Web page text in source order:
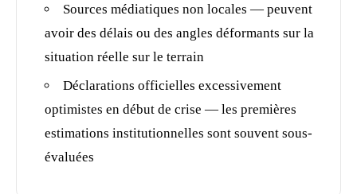
Sources médiatiques non locales — peuvent
avoir des délais ou des angles déformants sur la
situation réelle sur le terrain
Déclarations officielles excessivement
optimistes en début de crise — les premières
estimations institutionnelles sont souvent sous-
évaluées